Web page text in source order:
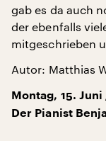
gab es da auch
der ebenfalls
mitgeschrieben
Autor: Matthias
Montag, 15.
Der Pianist